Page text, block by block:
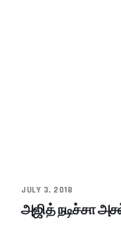
JULY 3, 2018
அஜித் நடிச்சா